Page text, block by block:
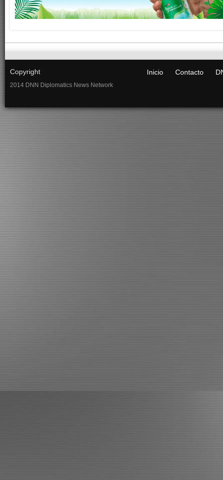
Copyright
2014 DNN Diplomatics News Network
Inicio Contacto